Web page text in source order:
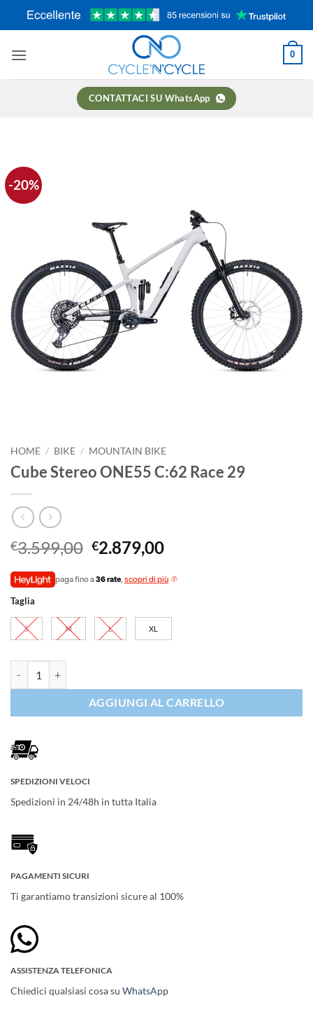
0
CONTATTACI SU WhatsApp
-20%
HOME / BIKE / MOUNTAIN BIKE
Cube Stereo ONE55 C:62 Race 29
€3.599,00 Il
prezzo
originale
€3.599,00.
€2.879,00Il
attuale
€2.879,00.
paga fino a36 rate, scopri di più
Taglia
S M L XL
AGGIUNGI AL CARRELLO
SPEDIZIONI VELOCI
Spedizioni in 24/48h in tutta Italia
PAGAMENTI SICURI
Ti garantiamo transizioni sicure al 100%
ASSISTENZA TELEFONICA
Chiedici qualsiasi cosa su WhatsApp